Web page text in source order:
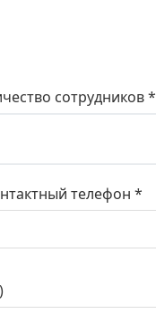
сотрудников *
телефон *